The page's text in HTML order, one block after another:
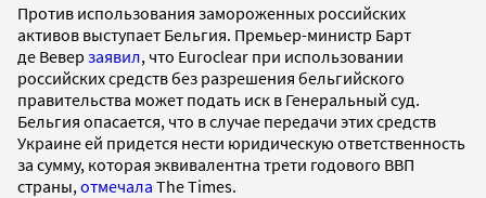
Против использования замороженных российских
активов выступает Бельгия. Премьер-министр Барт
де Вевер заявил, что Euroclear при использовании
российских средств без разрешения бельгийского
правительства может подать иск в Генеральный суд.
Бельгия опасается, что в случае передачи этих средств
Украине ей придется нести юридическую ответственность
за сумму, которая эквивалентна трети годового ВВП
страны, отмечала The Times.